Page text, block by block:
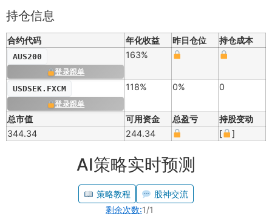
持仓信息
合约代码 年化收益 昨日仓位 持仓成本
AUS200
登录跟单
163%
USDSEK.FXCM
登录跟单
118% 0% 0
总市值 可用资金 总盈亏
持股变动
344.34
244.34 [ ]
AI策略实时预测
策略教程
股神交流
剩余次数:1/1